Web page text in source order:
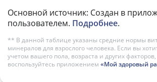
Основной источник: Создан в
пользователем. Подробнее.
** В данной таблице указаны средние нормы
минералов для взрослого человека. Если вы
учетом вашего пола, возраста и других факторов,
воспользуйтесь приложением «Мой здоровый